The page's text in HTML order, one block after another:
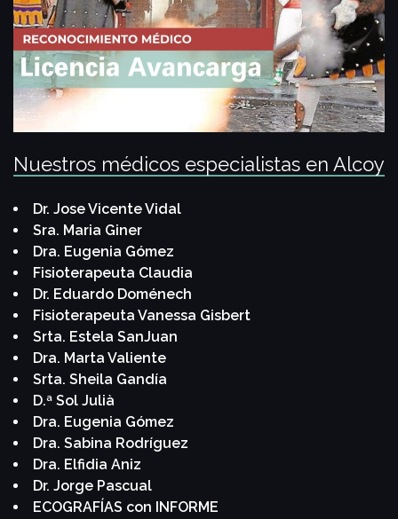
Nuestros médicos especialistas en Alcoy
Dr. Jose Vicente Vidal
Sra. Maria Giner
Dra. Eugenia Gómez
Fisioterapeuta Claudia
Dr. Eduardo Doménech
Fisioterapeuta Vanessa Gisbert
Srta. Estela SanJuan
Dra. Marta Valiente
Srta. Sheila Gandía
D.ª Sol Julià
Dra. Eugenia Gómez
Dra. Sabina Rodríguez
Dra. Elfidia Aniz
Dr. Jorge Pascual
ECOGRAFÍAS con INFORME